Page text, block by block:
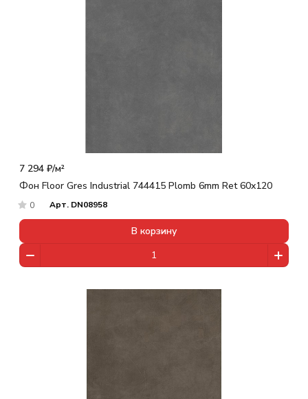
7 294 ₽/м²
Фон Floor Gres Industrial 744415 Plomb 6mm Ret 60x120
0 Арт. DN08958
В корзину